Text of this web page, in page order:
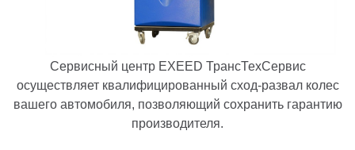
Сервисный центр EXEED ТрансТехСервис
осуществляет квалифицированный сход-развал колес
вашего автомобиля, позволяющий сохранить гарантию
производителя.